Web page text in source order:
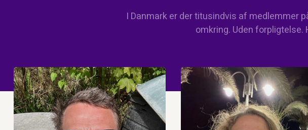
I Danmark er der titusindvis af medlemmer
omkring. Uden forpligtelse.